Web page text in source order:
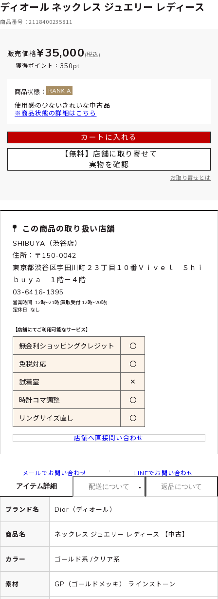
ディオール ネックレス ジュエリー レディース
商品番号：2118400235811
販売価格¥35,000 (税込)
獲得ポイント： 350pt
商品状態：
使用感の少ないきれいな中古品
※商品状態の詳細はこちら
カートに入れる
【無料】店舗に取り寄せて
実物を確認
お取り寄せとは
この商品の取り扱い店舗
SHIBUYA（渋谷店）
住所：〒150-0042
東京都渋谷区宇田川町２３丁目１０番Ｖｉｖｅｌ Ｓｈｉ
ｂｕｙａ １階ー４階
03-6416-1395
営業時間: 12時~21時(買取受付:12時~20時)
定休日: なし
【店舗にてご利用可能なサービス】
無金利ショッピングクレジット 〇
免税対応 〇
試着室 ✕
時計コマ調整 〇
リングサイズ直し 〇
店舗へ直接問い合わせ
メールでお問い合わせ LINEでお問い合わせ
アイテム詳細 配送について 返品について
ブランド名 Dior（ディオール）
商品名 ネックレス ジュエリー レディース 【中古】
カラー ゴールド系 /クリア系
素材 GP（ゴールドメッキ） ラインストーン